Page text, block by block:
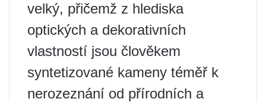
velký, přičemž z hlediska
optických a dekorativních
vlastností jsou člověkem
syntetizované kameny téměř k
nerozeznání od přírodních a